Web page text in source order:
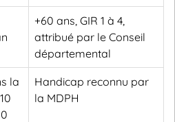
+60 ans, GIR 1 à 4,
attribué par le Conseil
départemental
la
Handicap reconnu par
la MDPH